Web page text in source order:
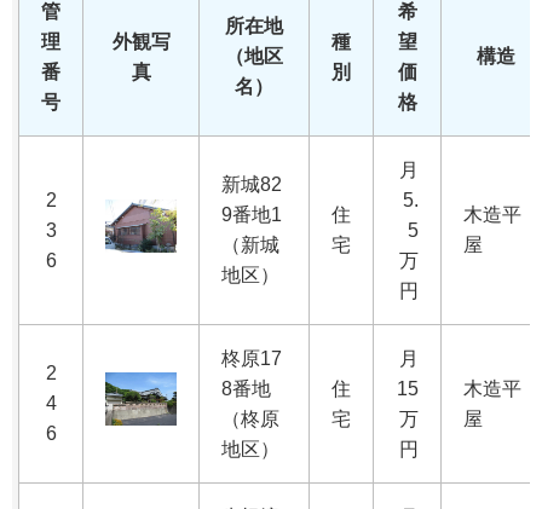
管
理
番
号
外観写
真
所在地
（地区
名）
種
別
希
望
価
格
構造
2
3
6
新城82
9番地1
（新城
地区）
住
宅
月
5.
5
万
円
木造平
屋
2
4
6
柊原17
8番地
（柊原
地区）
住
宅
月
15
万
円
木造平
屋